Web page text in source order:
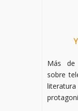
Más
sobre